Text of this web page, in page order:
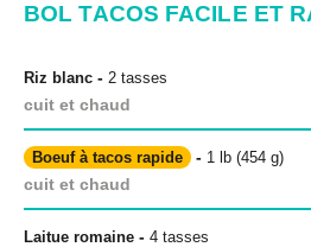
BOL TACOS FACILE ET
Riz blanc - 2 tasses
cuit et chaud
Boeuf à tacos rapide - 1 lb (454 g)
cuit et chaud
Laitue romaine - 4 tasses
Politique de confidentialité